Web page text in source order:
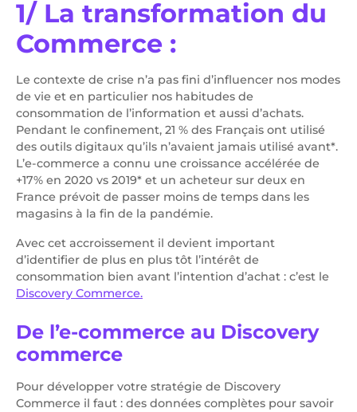
1/ La transformation du
Commerce :
Le contexte de crise n’a pas fini d’influencer nos modes
de vie et en particulier nos habitudes de
consommation de l’information et aussi d’achats.
Pendant le confinement, 21 % des Français ont utilisé
des outils digitaux qu’ils n’avaient jamais utilisé avant*.
L’e-commerce a connu une croissance accélérée de
+17% en 2020 vs 2019* et un acheteur sur deux en
France prévoit de passer moins de temps dans les
magasins à la fin de la pandémie.
Avec cet accroissement il devient important
d’identifier de plus en plus tôt l’intérêt de
consommation bien avant l’intention d’achat : c’est le
Discovery Commerce.
De l’e-commerce au Discovery
commerce
Pour développer votre stratégie de Discovery
Commerce il faut : des données complètes pour savoir